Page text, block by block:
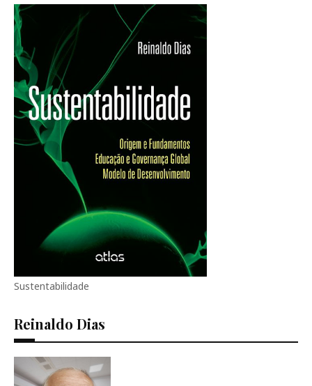
Sustentabilidade
Reinaldo Dias